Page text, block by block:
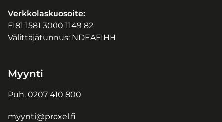
Verkkolaskuosoite:
FI81 1581 3000 1149 82
Välittäjätunnus: NDEAFIHH
Myynti
Puh. 0207 410 800
myynti@proxel.fi